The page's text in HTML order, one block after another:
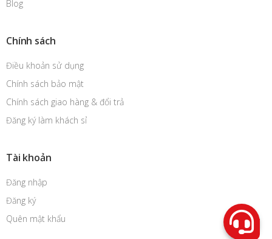
Blog
Chính sách
Điều khoản sử dụng
Chính sách bảo mật
Chính sách giao hàng & đổi trả
Đăng ký làm khách sỉ
Tài khoản
Đăng nhập
Đăng ký
Quên mật khẩu